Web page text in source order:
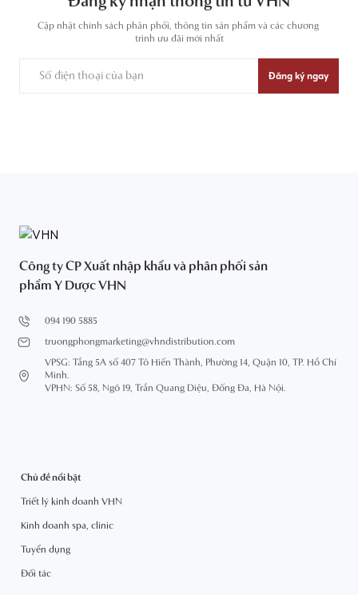
Cập nhật chính sách phân phối, thông tin sản phẩm và các chương
trình ưu đãi mới nhất
Đăng ký ngay
Công ty CP Xuất nhập khẩu và phân phối sản
phẩm Y Dược VHN
094 190 5885
truongphongmarketing@vhndistribution.com
VPSG: Tầng 5A số 407 Tô Hiến Thành, Phường 14, Quận 10, TP. Hồ Chí
Minh.
VPHN: Số 58, Ngõ 19, Trần Quang Diệu, Đống Đa, Hà Nội.
Chủ đề nổi bật
Triết lý kinh doanh VHN
Kinh doanh spa, clinic
Tuyển dụng
Đối tác